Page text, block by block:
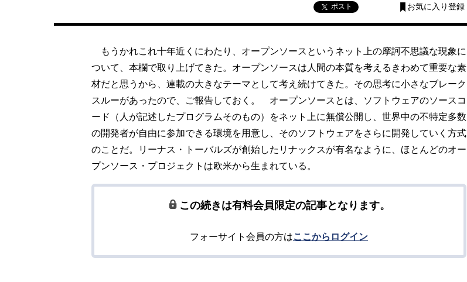
ポスト お気に入り登録
もうかれこれ十年近くにわたり、オープンソースというネット上の摩訶不思議な現象に
ついて、本欄で取り上げてきた。オープンソースは人間の本質を考えるきわめて重要な素
材だと思うから、連載の大きなテーマとして考え続けてきた。その思考に小さなブレーク
スルーがあったので、ご報告しておく。 オープンソースとは、ソフトウェアのソースコ
ード（人が記述したプログラムそのもの）をネット上に無償公開し、世界中の不特定多数
の開発者が自由に参加できる環境を用意し、そのソフトウェアをさらに開発していく方式
のことだ。リーナス・トーバルズが創始したリナックスが有名なように、ほとんどのオー
プンソース・プロジェクトは欧米から生まれている。
この続きは有料会員限定の記事となります。
フォーサイト会員の方はここからログイン